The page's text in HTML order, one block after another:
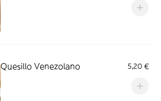
Quesillo Venezolano 5,20 €